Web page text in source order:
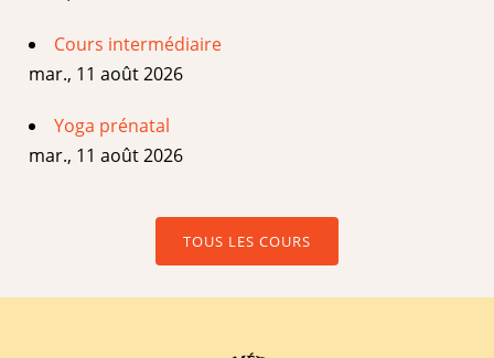
Cours intermédiaire
mar., 11 août 2026
Yoga prénatal
mar., 11 août 2026
TOUS LES COURS